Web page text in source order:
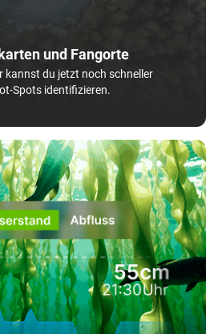
und Fangorte
kannst du jetzt noch schneller
Spots identifizieren.